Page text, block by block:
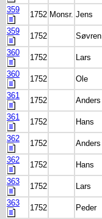
359
1752 Monsr. Jens
359
1752 Søvren
360
1752 Lars
360
1752 Ole
361
1752 Anders
361
1752 Hans
362
1752 Anders
362
1752 Hans
363
1752 Lars
363
1752 Peder